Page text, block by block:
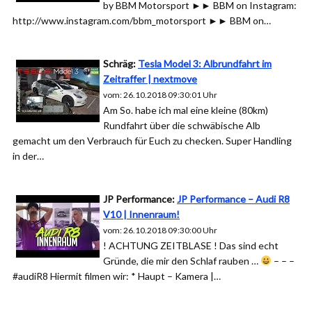
by BBM Motorsport ►► BBM on Instagram:
http://www.instagram.com/bbm_motorsport ►► BBM on…
Schräg: Tesla Model 3: Albrundfahrt im
Zeitraffer | nextmove
vom: 26.10.2018 09:30:01 Uhr
Am So. habe ich mal eine kleine (80km)
Rundfahrt über die schwäbische Alb
gemacht um den Verbrauch für Euch zu checken. Super Handling
in der…
JP Performance:JP Performance – Audi R8
V10 | Innenraum!
vom: 26.10.2018 09:30:00 Uhr
! ACHTUNG ZEITBLASE ! Das sind echt
Gründe, die mir den Schlaf rauben …
– – –
#audiR8 Hiermit filmen wir: * Haupt – Kamera |…